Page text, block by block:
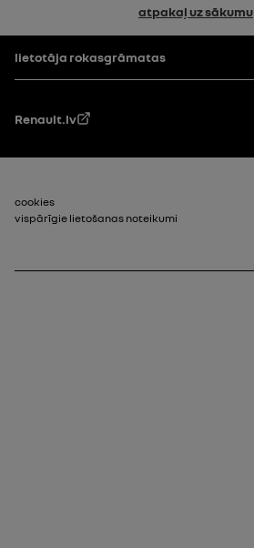
atpakaļ uz sākumu
Pakāpe
lietotāja rokasgrāmatas
Renault.lv
footer_2
cookies
vispārīgie lietošanas noteikumi